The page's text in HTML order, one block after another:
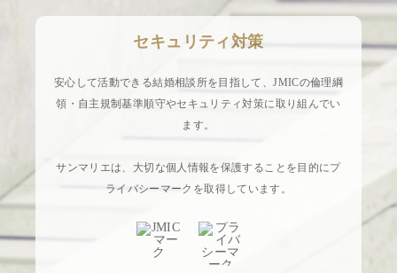
セキュリティ対策
安心して活動できる結婚相談所を目指して、JMICの倫理綱
領・自主規制基準順守やセキュリティ対策に取り組んでい
ます。
サンマリエは、大切な個人情報を保護することを目的にプ
ライバシーマークを取得しています。